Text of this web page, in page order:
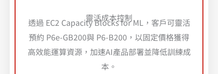
靈活成本控制
透過 EC2 Capacity Blocks for ML，客戶可靈活
預約 P6e-GB200與 P6-B200，以固定價格獲得
高效能運算資源，加速AI產品部署並降低訓練成
本。